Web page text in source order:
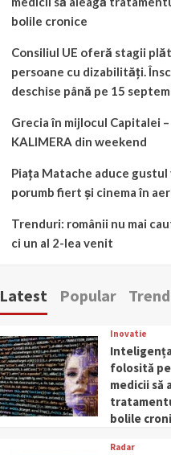
bolile cronice
Consiliul UE oferă stagii
persoane cu dizabilități.
deschise până pe 15
Grecia în mijlocul Capitalei
KALIMERA din weekend
Piața Matache aduce gustul
porumb fiert și cinema în
Trenduri: românii nu mai
ci un al 2-lea venit
Latest Popular
Inovatie
folosită
medicii să
bolile
Radar